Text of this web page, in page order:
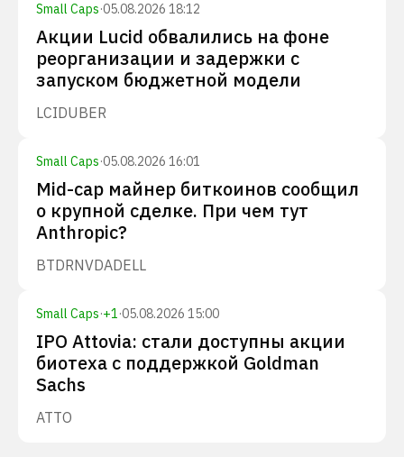
Small Caps·05.08.2026 18:12
Акции Lucid обвалились на фоне
реорганизации и задержки с
запуском бюджетной модели
LCIDUBER
Small Caps·05.08.2026 16:01
Mid-cap майнер биткоинов сообщил
о крупной сделке. При чем тут
Anthropic?
BTDRNVDADELL
Small Caps·+1·05.08.2026 15:00
IPO Attovia: стали доступны акции
биотеха с поддержкой Goldman
Sachs
ATTO